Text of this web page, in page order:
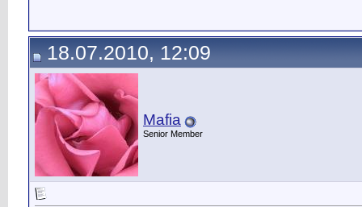
18.07.2010, 12:09
Mafia
Senior Member